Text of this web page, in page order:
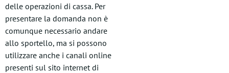
delle operazioni di cassa. Per
presentare la domanda non è
comunque necessario andare
allo sportello, ma si possono
utilizzare anche i canali online
presenti sul sito internet di